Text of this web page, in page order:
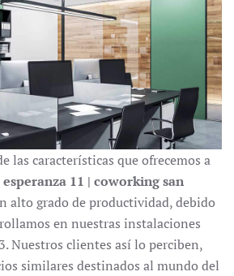
las características que ofrecemos a
esperanza 11 | coworking san
alto grado de productividad, debido
en nuestras instalaciones
Nuestros clientes así lo perciben,
similares destinados al mundo del